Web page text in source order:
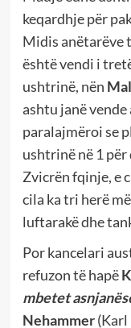
keqardhje për
Midis anëtarëve
është vendi i
ushtrinë, nën
ashtu janë
paralajmëroi se
ushtrinë në 1
Zvicrën fqinje, e
cila ka tri herë
luftarakë dhe
Por kancelari
refuzon të hapë
mbetet
Nehammer(Karl